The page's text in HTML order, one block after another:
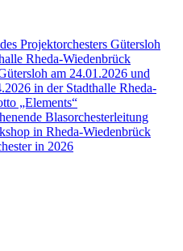
Projektorchesters Gütersloh
Rheda-Wiedenbrück
am 24.01.2026 und
in der Stadthalle Rheda-
„Elements“
Blasorchesterleitung
in Rheda-Wiedenbrück
in 2026